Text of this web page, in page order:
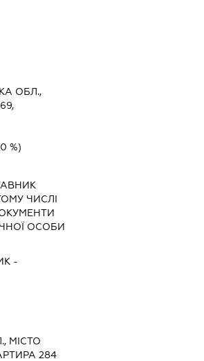
ОБЛ.,
%)
ЧИСЛІ
ОСОБИ
-
МІСТО
284